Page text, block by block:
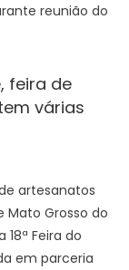
reunião do
feira de
várias
artesanatos
Mato Grosso do
Feira do
em parceria